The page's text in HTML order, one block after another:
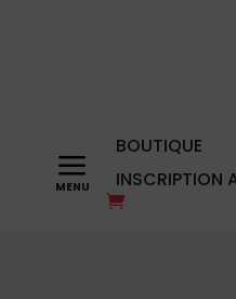
a BOUTIQUE
INSCRIPTION